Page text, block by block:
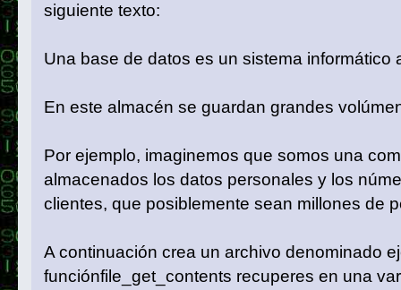
siguiente texto:
Una base de datos es un sistema informático
En este almacén se guardan grandes
Por ejemplo, imaginemos que somos una
almacenados los datos personales y los
clientes, que posiblemente sean millones de
A continuación crea un archivo denominado
funciónfile_get_contents recuperes en una